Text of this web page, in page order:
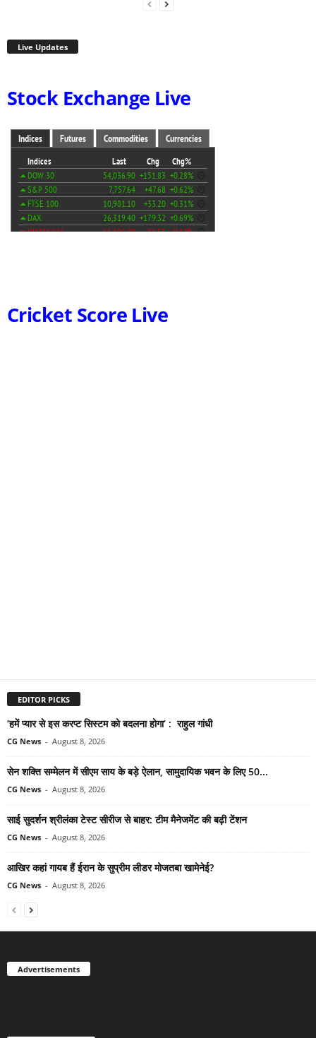
Live Updates
Stock Exchange Live
Cricket Score Live
EDITOR PICKS
‘हमें प्यार से इस करप्ट सिस्टम को बदलना होगा’ : राहुल गांधी
CG News - August 8, 2026
सेन शक्ति सम्मेलन में सीएम साय के बड़े ऐलान, सामुदायिक भवन के लिए 50...
CG News - August 8, 2026
साई सुदर्शन श्रीलंका टेस्ट सीरीज से बाहर: टीम मैनेजमेंट की बढ़ी टेंशन
CG News - August 8, 2026
आखिर कहां गायब हैं ईरान के सुप्रीम लीडर मोजतबा खामेनेई?
CG News - August 8, 2026
Advertisements